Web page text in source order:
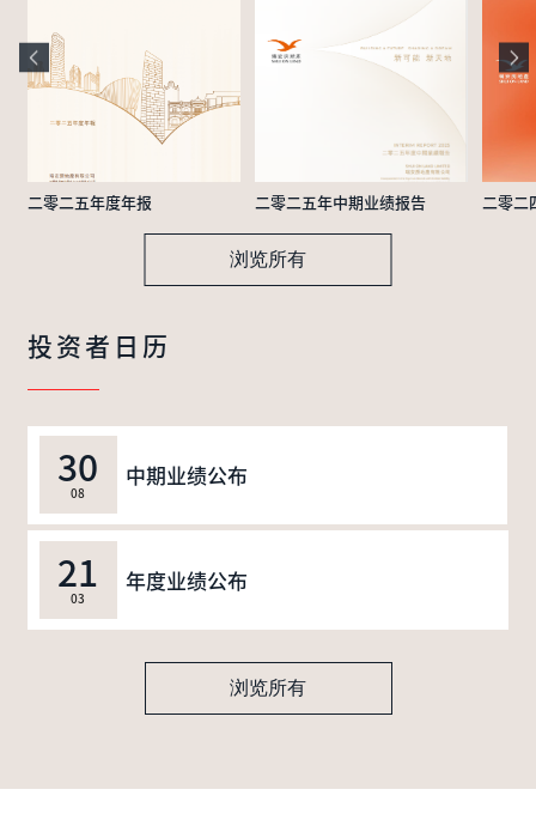
二零二五年度年报 二零二五年中期业绩报告 二零二
浏览所有
投资者日历
30
08
中期业绩公布
21
03
年度业绩公布
浏览所有